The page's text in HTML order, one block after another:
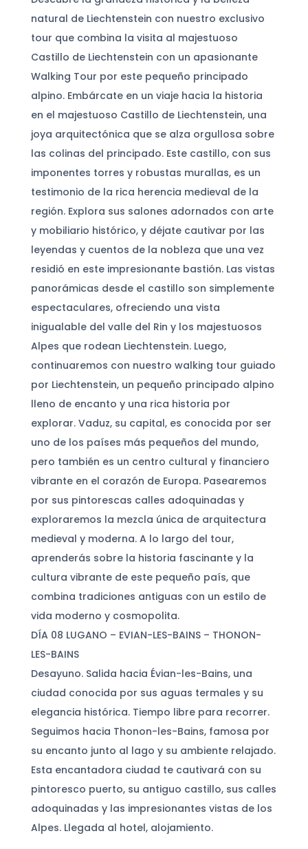
natural de Liechtenstein con nuestro exclusivo
tour que combina la visita al majestuoso
Castillo de Liechtenstein con un apasionante
Walking Tour por este pequeño principado
alpino. Embárcate en un viaje hacia la historia
en el majestuoso Castillo de Liechtenstein, una
joya arquitectónica que se alza orgullosa sobre
las colinas del principado. Este castillo, con sus
imponentes torres y robustas murallas, es un
testimonio de la rica herencia medieval de la
región. Explora sus salones adornados con arte
y mobiliario histórico, y déjate cautivar por las
leyendas y cuentos de la nobleza que una vez
residió en este impresionante bastión. Las vistas
panorámicas desde el castillo son simplemente
espectaculares, ofreciendo una vista
inigualable del valle del Rin y los majestuosos
Alpes que rodean Liechtenstein. Luego,
continuaremos con nuestro walking tour guiado
por Liechtenstein, un pequeño principado alpino
lleno de encanto y una rica historia por
explorar. Vaduz, su capital, es conocida por ser
uno de los países más pequeños del mundo,
pero también es un centro cultural y financiero
vibrante en el corazón de Europa. Pasearemos
por sus pintorescas calles adoquinadas y
exploraremos la mezcla única de arquitectura
medieval y moderna. A lo largo del tour,
aprenderás sobre la historia fascinante y la
cultura vibrante de este pequeño país, que
combina tradiciones antiguas con un estilo de
vida moderno y cosmopolita.
DÍA 08 LUGANO – EVIAN-LES-BAINS – THONON-
LES-BAINS
Desayuno. Salida hacia Évian-les-Bains, una
ciudad conocida por sus aguas termales y su
elegancia histórica. Tiempo libre para recorrer.
Seguimos hacia Thonon-les-Bains, famosa por
su encanto junto al lago y su ambiente relajado.
Esta encantadora ciudad te cautivará con su
pintoresco puerto, su antiguo castillo, sus calles
adoquinadas y las impresionantes vistas de los
Alpes. Llegada al hotel, alojamiento.